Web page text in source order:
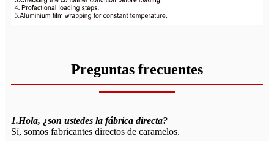
Preguntas frecuentes
1.Hola, ¿son ustedes la fábrica directa?
Sí, somos fabricantes directos de caramelos.